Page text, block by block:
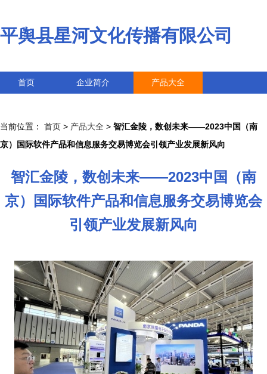
平舆县星河文化传播有限公司
首页 企业简介 产品大全
当前位置： 首页 > 产品大全 > 智汇金陵，数创未来——2023中国（南
京）国际软件产品和信息服务交易博览会引领产业发展新风向
智汇金陵，数创未来——2023中国（南
京）国际软件产品和信息服务交易博览会
引领产业发展新风向